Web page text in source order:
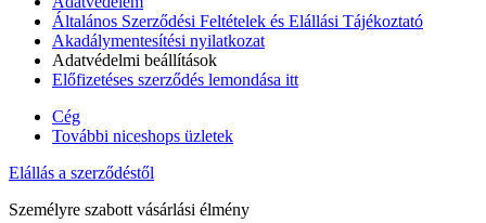
Általános Szerződési Feltételek és Elállási Tájékoztató
Akadálymentesítési nyilatkozat
Adatvédelmi beállítások
Előfizetéses szerződés lemondása itt
Cég
További niceshops üzletek
Elállás a szerződéstől
Személyre szabott vásárlási élmény